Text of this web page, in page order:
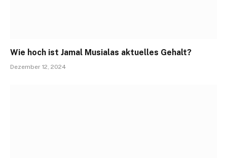
Wie hoch ist Jamal Musialas aktuelles Gehalt?
Dezember 12, 2024